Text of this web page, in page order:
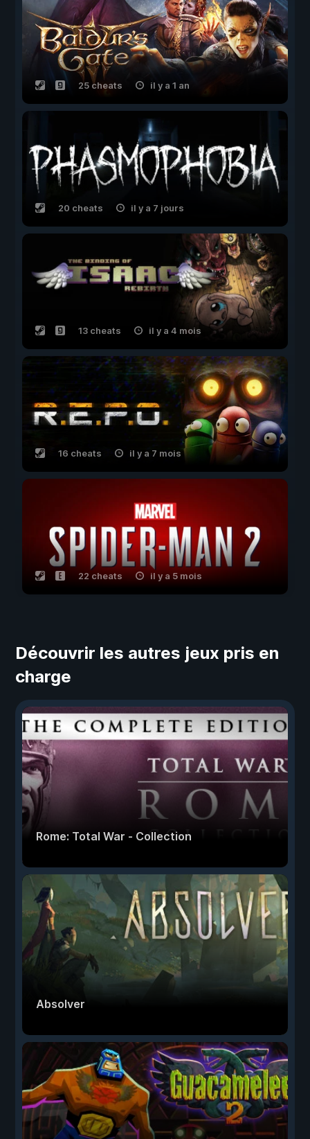
25 cheats il y a 1 an
20 cheats il y a 7 jours
13 cheats il y a 4 mois
16 cheats il y a 7 mois
22 cheats il y a 5 mois
Découvrir les autres jeux pris en
charge
Rome: Total War - Collection
Absolver